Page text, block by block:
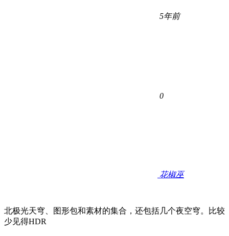
5年前
0
花椒巫
北极光天穹、图形包和素材的集合，还包括几个夜空穹。比较
少见得HDR